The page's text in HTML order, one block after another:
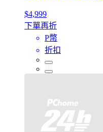
$4,999
下單再折
P幣
折扣